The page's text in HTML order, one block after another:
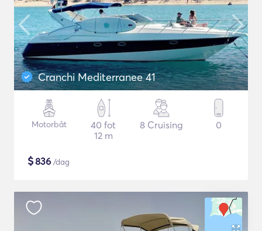
Cranchi Mediterranee 41
Motorbåt
40 fot
12 m
8 Cruising 0
$836 /dag